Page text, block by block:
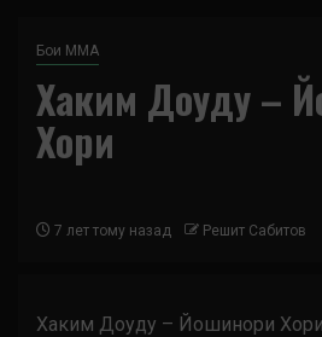
Бои ММА
Хаким Доуду –
Хори
7 лет тому назад Решит Сабитов
Хаким Доуду – Йошинори Хори